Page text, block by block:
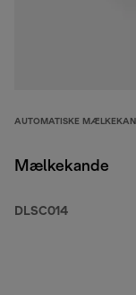
AUTOMATISKE
Mælkekande
DLSC014